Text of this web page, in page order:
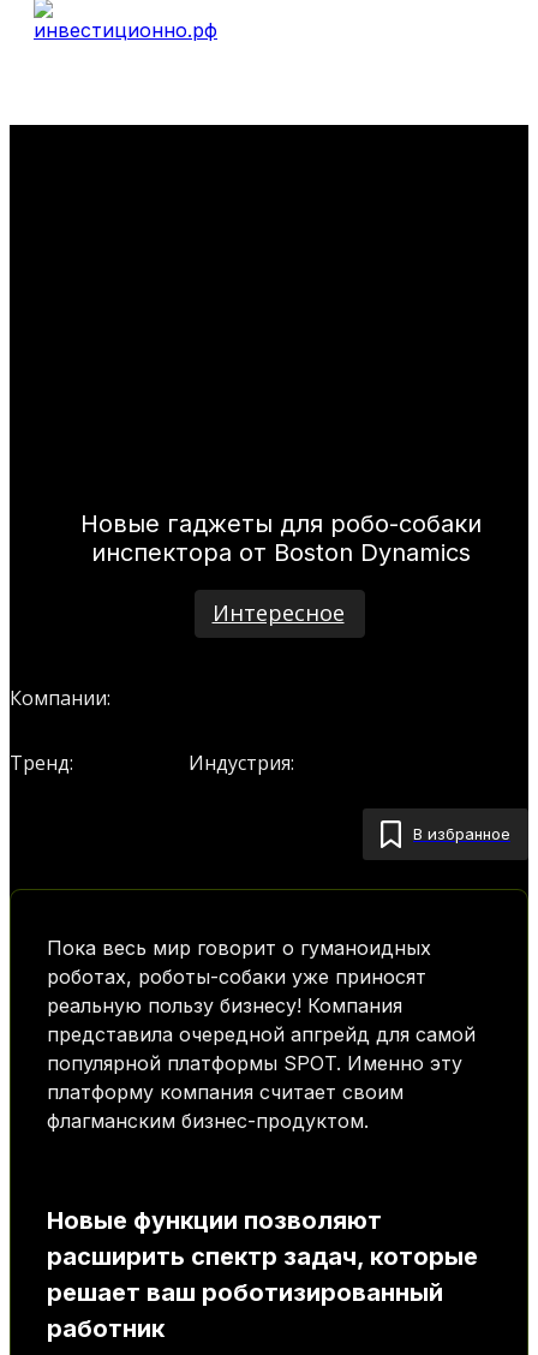
Новые гаджеты для робо-собаки
инспектора от Boston Dynamics
Интересное
Компании:
Тренд: Индустрия:
В избранное
Пока весь мир говорит о гуманоидных
роботах, роботы-собаки уже приносят
реальную пользу бизнесу! Компания
представила очередной апгрейд для самой
популярной платформы SPOT. Именно эту
платформу компания считает своим
флагманским бизнес-продуктом.
Новые функции позволяют
расширить спектр задач, которые
решает ваш роботизированный
работник